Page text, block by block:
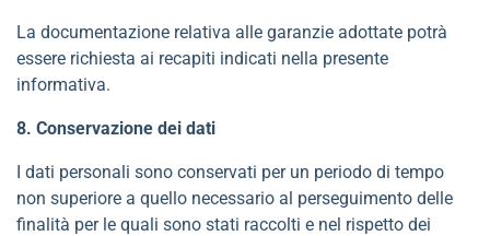
La documentazione relativa alle garanzie adottate potrà
essere richiesta ai recapiti indicati nella presente
informativa.
8. Conservazione dei dati
I dati personali sono conservati per un periodo di tempo
non superiore a quello necessario al perseguimento delle
finalità per le quali sono stati raccolti e nel rispetto dei